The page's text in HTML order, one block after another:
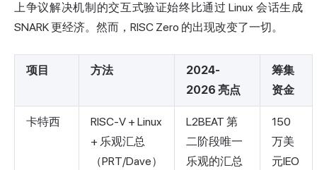
上争议解决机制的交互式验证始终比通过 Linux 会话生成
SNARK 更经济。然而，RISC Zero 的出现改变了一切。
项目 方法
2024-
2026 亮点
筹集
资金
卡特西
RISC-V + Linux
+ 乐观汇总
（PRT/Dave）
L2BEAT 第
二阶段唯一
乐观的汇总
150
万美
元IEO